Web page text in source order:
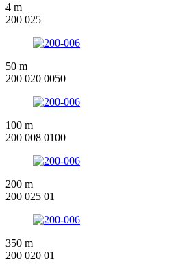
4 m
200 025
50 m
200 020 0050
100 m
200 008 0100
200 m
200 025 01
350 m
200 020 01